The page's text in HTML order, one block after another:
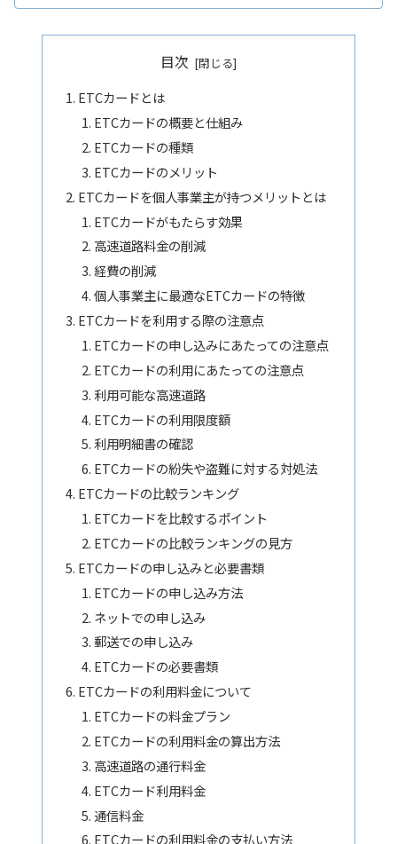
目次
ETCカードとは
ETCカードの概要と仕組み
ETCカードの種類
ETCカードのメリット
ETCカードを個人事業主が持つメリットとは
ETCカードがもたらす効果
高速道路料金の削減
経費の削減
個人事業主に最適なETCカードの特徴
ETCカードを利用する際の注意点
ETCカードの申し込みにあたっての注意点
ETCカードの利用にあたっての注意点
利用可能な高速道路
ETCカードの利用限度額
利用明細書の確認
ETCカードの紛失や盗難に対する対処法
ETCカードの比較ランキング
ETCカードを比較するポイント
ETCカードの比較ランキングの見方
ETCカードの申し込みと必要書類
ETCカードの申し込み方法
ネットでの申し込み
郵送での申し込み
ETCカードの必要書類
ETCカードの利用料金について
ETCカードの料金プラン
ETCカードの利用料金の算出方法
高速道路の通行料金
ETCカード利用料金
通信料金
ETCカードの利用料金の支払い方法